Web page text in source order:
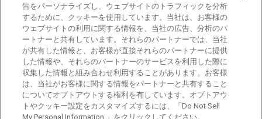
オークネット.jpでは、全国の中古車について、 「評価点と星の数」の情報をも
とに、信頼性の高い中古車情報を提供しています。
車種・エリア・走行距離等の基本的な中古車の状態から、「評価点と星の数」に
よる検索、装備品等のオプション等の詳細検索等、こだわりの中古車を様々な角
度から探すことが可能です。 国内外の各メーカー・車種を多く取り揃え、皆さ
まに安心と信頼の全国の中古車についての情報をお届け致します。
東京都公安委員会許可 第301001105434号
告をパーソナライズし、ウェブサイトのトラフィックを分析
するために、クッキーを使用しています。当社は、お客様の
ウェブサイトの利用に関する情報を、当社の広告、分析のパ
ートナーと共有しています。それらのパートナーでは、当社
が共有した情報と、お客様が直接それらのパートナーに提供
した情報や、それらのパートナーのサービスを利用した際に
収集した情報と組み合わせ利用することがあります。お客様
は、当社がお客様に関する情報をパートナーと共有すること
についてオプトアウトする権利を有しています。オプトアウ
トやクッキー設定をカスタマイズするには、「Do Not Sell
My Personal Information 」をクリックしてください。